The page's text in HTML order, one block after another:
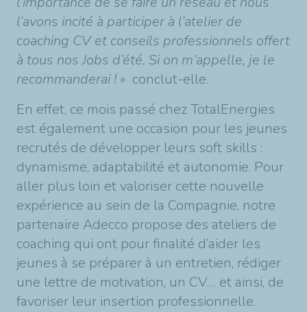
l’avons incité à participer à l’atelier de
coaching CV et conseils professionnels offert
à tous nos Jobs d’été. Si on m’appelle, je le
recommanderai ! » conclut-elle.
En effet, ce mois passé chez TotalEnergies
est également une occasion pour les jeunes
recrutés de développer leurs soft skills :
dynamisme, adaptabilité et autonomie. Pour
aller plus loin et valoriser cette nouvelle
expérience au sein de la Compagnie, notre
partenaire Adecco propose des ateliers de
coaching qui ont pour finalité d’aider les
jeunes à se préparer à un entretien, rédiger
une lettre de motivation, un CV… et ainsi, de
favoriser leur insertion professionnelle.